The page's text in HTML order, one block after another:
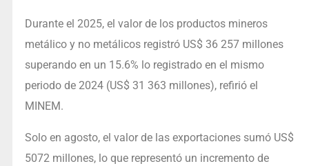
Durante el 2025, el valor de los productos mineros
metálico y no metálicos registró US$ 36 257 millones
superando en un 15.6% lo registrado en el mismo
periodo de 2024 (US$ 31 363 millones), refirió el
MINEM.
Solo en agosto, el valor de las exportaciones sumó US$
5072 millones, lo que representó un incremento de